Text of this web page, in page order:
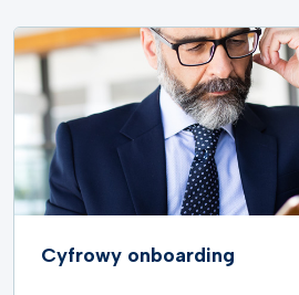
Cyfrowy onboarding